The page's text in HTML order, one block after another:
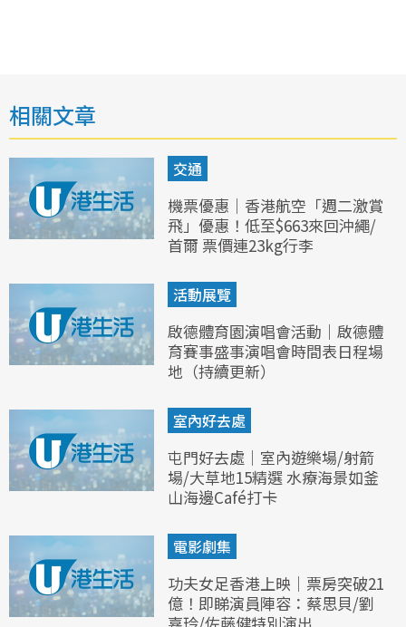
相關文章
交通
機票優惠｜香港航空「週二激賞
飛」優惠！低至$663來回沖繩/
首爾 票價連23kg行李
活動展覽
啟德體育園演唱會活動｜啟德體
育賽事盛事演唱會時間表日程場
地（持續更新）
室內好去處
屯門好去處｜室內遊樂場/射箭
場/大草地15精選 水療海景如釜
山海邊Café打卡
電影劇集
功夫女足香港上映｜票房突破21
億！即睇演員陣容：蔡思貝/劉